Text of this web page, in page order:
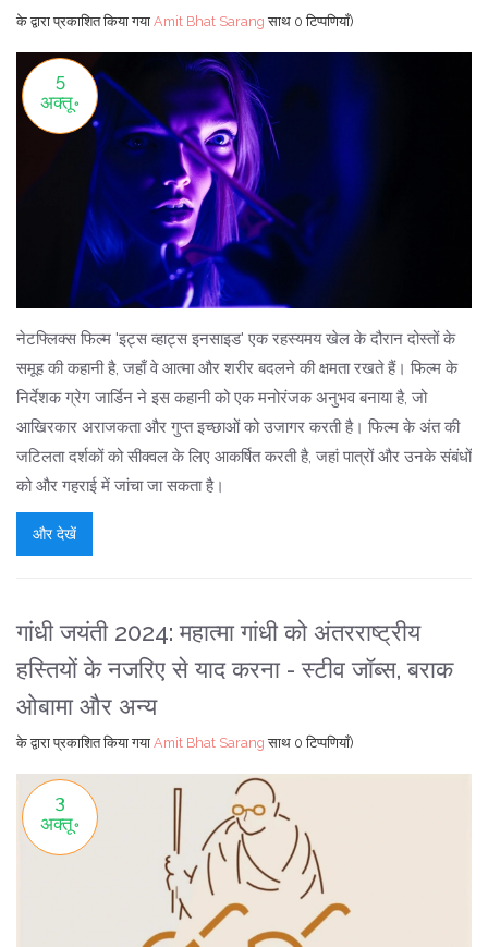
के द्वारा प्रकाशित किया गया Amit Bhat Sarang साथ 0 टिप्पणियाँ)
5
अक्तू॰
नेटफ्लिक्स फिल्म 'इट्स व्हाट्स इनसाइड' एक रहस्यमय खेल के दौरान दोस्तों के
समूह की कहानी है, जहाँ वे आत्मा और शरीर बदलने की क्षमता रखते हैं। फिल्म के
निर्देशक ग्रेग जार्डिन ने इस कहानी को एक मनोरंजक अनुभव बनाया है, जो
आखिरकार अराजकता और गुप्त इच्छाओं को उजागर करती है। फिल्म के अंत की
जटिलता दर्शकों को सीक्वल के लिए आकर्षित करती है, जहां पात्रों और उनके संबंधों
को और गहराई में जांचा जा सकता है।
और देखें
गांधी जयंती 2024: महात्मा गांधी को अंतरराष्ट्रीय
हस्तियों के नजरिए से याद करना - स्टीव जॉब्स, बराक
ओबामा और अन्य
के द्वारा प्रकाशित किया गया Amit Bhat Sarang साथ 0 टिप्पणियाँ)
3
अक्तू॰